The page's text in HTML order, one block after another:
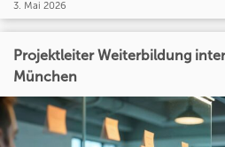
3. Mai 2026
Projektleiter Weiterbildung
München